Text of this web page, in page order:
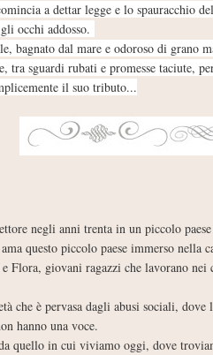
a dettar legge e lo spauracchio
occhi addosso.
bagnato dal mare e odoroso di grano
sguardi rubati e promesse taciute,
il suo tributo...
negli anni trenta in un piccolo
questo piccolo paese immerso nella
Flora, giovani ragazzi che lavorano
che è pervasa dagli abusi sociali,
hanno una voce.
quello in cui viviamo oggi, dove